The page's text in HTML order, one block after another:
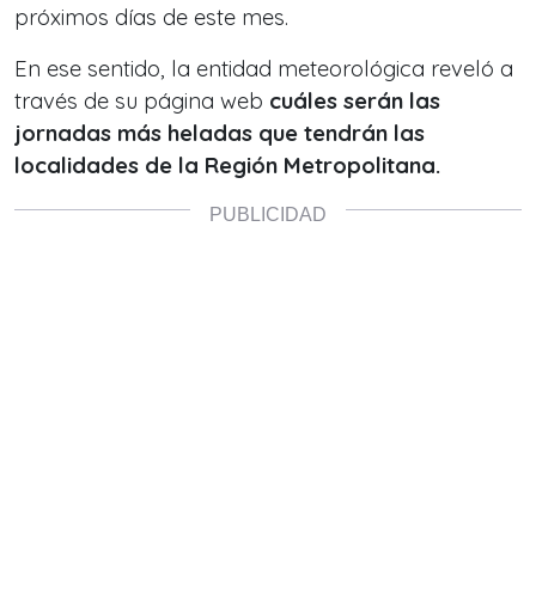
próximos días de este mes.
En ese sentido, la entidad meteorológica reveló a
través de su página web cuáles serán las
jornadas más heladas que tendrán las
localidades de la Región Metropolitana.